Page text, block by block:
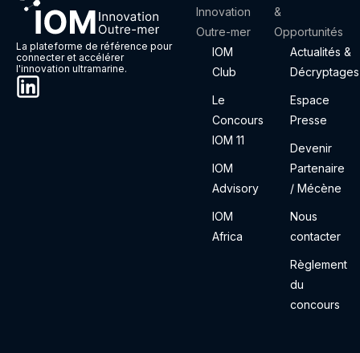
La plateforme de référence pour
connecter et accélérer
l'innovation ultramarine.
Innovation
Outre-mer
IOM
Club
Le
Concours
IOM 11
IOM
Advisory
IOM
Africa
&
Opportunités
Actualités &
Décryptages
Espace
Presse
Devenir
Partenaire
/ Mécène
Nous
contacter
Règlement
du
concours